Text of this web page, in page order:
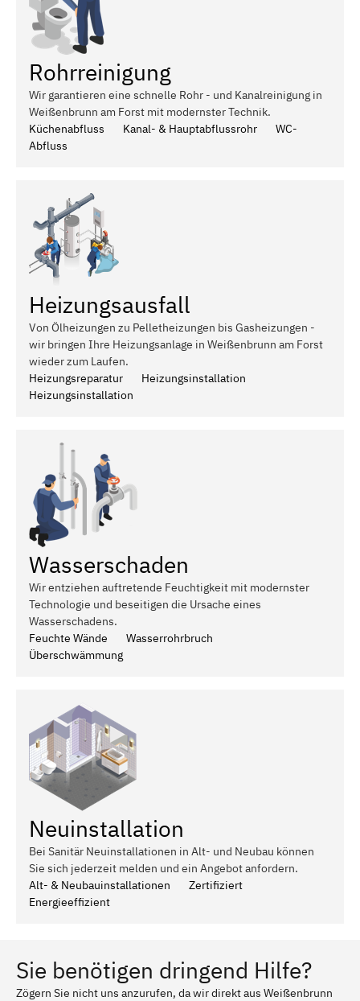
Rohrreinigung
Wir garantieren eine schnelle Rohr - und Kanalreinigung in
Weißenbrunn am Forst mit modernster Technik.
Küchenabfluss
Kanal- & Hauptabflussrohr
WC-
Abfluss
Heizungsausfall
Von Ölheizungen zu Pelletheizungen bis Gasheizungen -
wir bringen Ihre Heizungsanlage in Weißenbrunn am Forst
wieder zum Laufen.
Heizungsreparatur
Heizungsinstallation
Heizungsinstallation
Wasserschaden
Wir entziehen auftretende Feuchtigkeit mit modernster
Technologie und beseitigen die Ursache eines
Wasserschadens.
Feuchte Wände
Wasserrohrbruch
Überschwämmung
Neuinstallation
Bei Sanitär Neuinstallationen in Alt- und Neubau können
Sie sich jederzeit melden und ein Angebot anfordern.
Alt- & Neubauinstallationen
Zertifiziert
Energieeffizient
Sie benötigen dringend Hilfe?
Zögern Sie nicht uns anzurufen, da wir direkt aus Weißenbrunn